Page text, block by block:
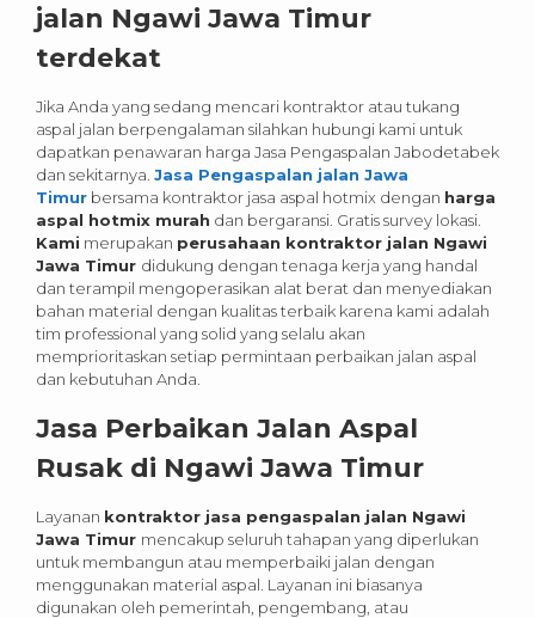
jalan Ngawi Jawa Timur
terdekat
Jika Anda yang sedang mencari kontraktor atau tukang
aspal jalan berpengalaman silahkan hubungi kami untuk
dapatkan penawaran harga Jasa Pengaspalan Jabodetabek
dan sekitarnya. Jasa Pengaspalan jalan Jawa
Timur bersama kontraktor jasa aspal hotmix dengan harga
aspal hotmix murah dan bergaransi. Gratis survey lokasi.
Kami merupakan perusahaan kontraktor jalan Ngawi
Jawa Timur didukung dengan tenaga kerja yang handal
dan terampil mengoperasikan alat berat dan menyediakan
bahan material dengan kualitas terbaik karena kami adalah
tim professional yang solid yang selalu akan
memprioritaskan setiap permintaan perbaikan jalan aspal
dan kebutuhan Anda.
Jasa Perbaikan Jalan Aspal
Rusak di Ngawi Jawa Timur
Layanan kontraktor jasa pengaspalan jalan Ngawi
Jawa Timur mencakup seluruh tahapan yang diperlukan
untuk membangun atau memperbaiki jalan dengan
menggunakan material aspal. Layanan ini biasanya
digunakan oleh pemerintah, pengembang, atau